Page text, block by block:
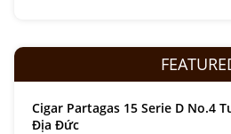
Cigar Partagas 15 Serie D No.4
Địa Đức